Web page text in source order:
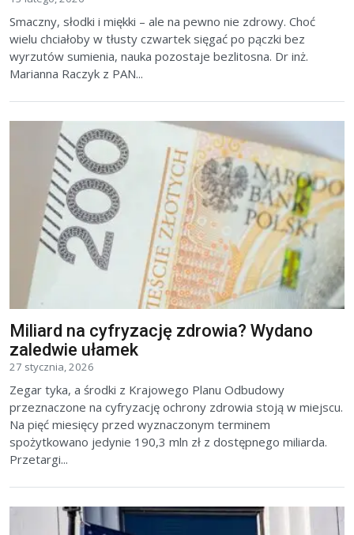
Smaczny, słodki i miękki – ale na pewno nie zdrowy. Choć
wielu chciałoby w tłusty czwartek sięgać po pączki bez
wyrzutów sumienia, nauka pozostaje bezlitosna. Dr inż.
Marianna Raczyk z PAN...
Miliard na cyfryzację zdrowia? Wydano
zaledwie ułamek
27 stycznia, 2026
Zegar tyka, a środki z Krajowego Planu Odbudowy
przeznaczone na cyfryzację ochrony zdrowia stoją w miejscu.
Na pięć miesięcy przed wyznaczonym terminem
spożytkowano jedynie 190,3 mln zł z dostępnego miliarda.
Przetargi...